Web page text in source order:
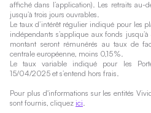
affiché dans l’application). Les retraits
jusqu’à trois jours ouvrables.
Le taux d’intérêt régulier indiqué pour les
indépendants s’applique aux fonds
montant seront rémunérés au taux de
centrale européenne, moins 0,15 %.
Le taux variable indiqué pour les
15/04/2025 et s’entend hors frais.
Pour plus d'informations sur les entités
sont fournis, cliquez ici.